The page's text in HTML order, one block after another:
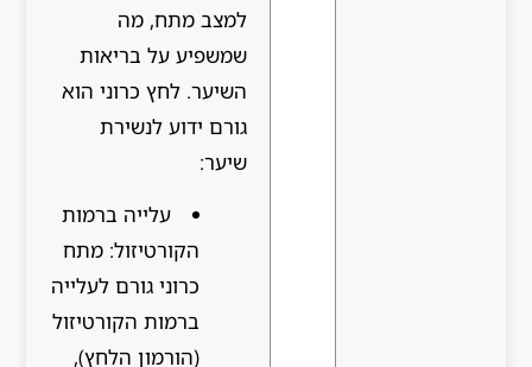
למצב מתח, מה
שמשפיע על בריאות
השיער. לחץ כרוני הוא
גורם ידוע לנשירת
שיער:
עלייה ברמות
הקורטיזול: מתח
כרוני גורם לעלייה
ברמות הקורטיזול
(הורמון הלחץ),